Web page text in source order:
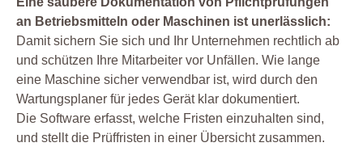
an Betriebsmitteln oder Maschinen ist unerlässlich:
Damit sichern Sie sich und Ihr Unternehmen rechtlich ab
und schützen Ihre Mitarbeiter vor Unfällen. Wie lange
eine Maschine sicher verwendbar ist, wird durch den
Wartungsplaner für jedes Gerät klar dokumentiert.
Die Software erfasst, welche Fristen einzuhalten sind,
und stellt die Prüffristen in einer Übersicht zusammen.